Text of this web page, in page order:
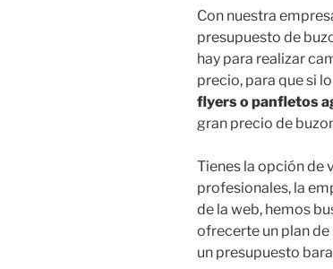
Con nuestra
presupuesto de
hay para realizar
precio, para que si
flyers o panfletos
gran precio de
Tienes la opción de
profesionales, la
de la web, hemos
ofrecerte un plan
un presupuesto